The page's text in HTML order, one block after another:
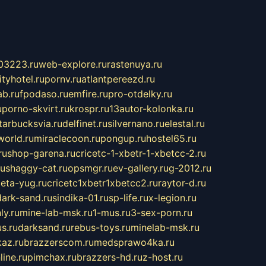
web-explore.rurastenuya.ru
pornv.ruatlantpereezd.ru
fpodaso.ruemfire.rupro-otdelky.ru
porno-skvirt.rukrospr.ru13autor-kolonka.ru
delfinet.rusilvernano.ruelestal.ru
miraclecoon.rupongup.ruhostel65.ru
shop-garena.rucricetc-1-xbetr-1-xbetcc-2.ru
shaggy-cat.ruopsmgr.ruev-gallery.rug-2012.ru
yug.rucricetc1xbetr1xbetcc2.ruraytor-d.ru
sand.rusindika-01.rusp-life.rux-legion.ru
mine-lab-msk.ru1-mus.ru3-sex-porn.ru
darksand.rurebus-toys.ruminelab-msk.ru
brazzerscom.rumedsprawo4ka.ru
pimchax.rubrazzers-hd.ruz-host.ru